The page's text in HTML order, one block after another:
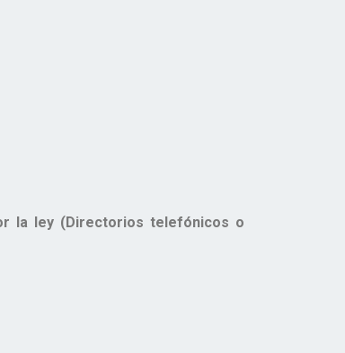
la ley (Directorios telefónicos o